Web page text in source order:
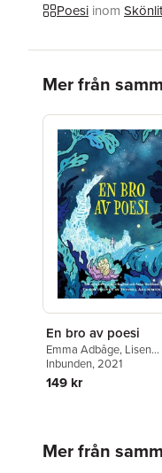
Poesi inom
Mer från
En bro av poesi
Emma Adbåge, Lisen
Adbåge,Carl Jonas Love
Almqvist
Andersson
Boyacioglu,Karin Boye,
Danielsson,Elmer
Inbunden, 2021
149 kr
Mer från